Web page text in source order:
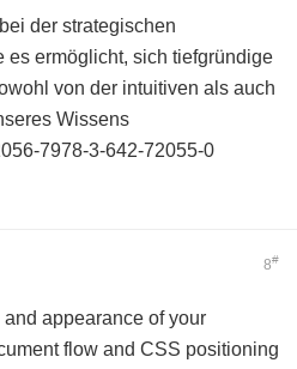
der strategischen
es ermöglicht, sich tiefgründige
von der intuitiven als auch
Wissens
7978-3-642-72055-0
8#
appearance of your
flow and CSS positioning